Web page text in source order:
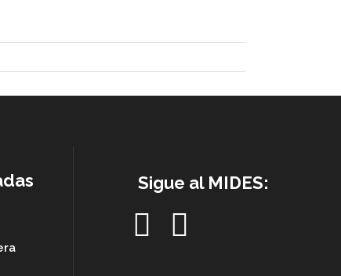
Sigue al MIDES: